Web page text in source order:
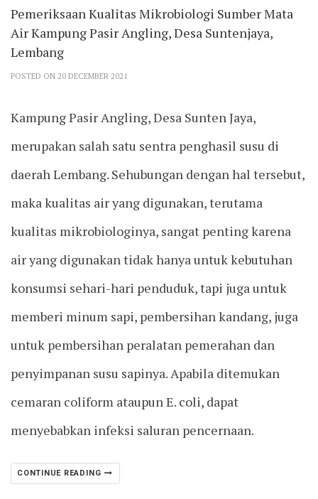
Pemeriksaan Kualitas Mikrobiologi Sumber Mata
Air Kampung Pasir Angling, Desa Suntenjaya,
Lembang
POSTED ON 20 DECEMBER 2021
Kampung Pasir Angling, Desa Sunten Jaya,
merupakan salah satu sentra penghasil susu di
daerah Lembang. Sehubungan dengan hal tersebut,
maka kualitas air yang digunakan, terutama
kualitas mikrobiologinya, sangat penting karena
air yang digunakan tidak hanya untuk kebutuhan
konsumsi sehari-hari penduduk, tapi juga untuk
memberi minum sapi, pembersihan kandang, juga
untuk pembersihan peralatan pemerahan dan
penyimpanan susu sapinya. Apabila ditemukan
cemaran coliform ataupun E. coli, dapat
menyebabkan infeksi saluran pencernaan.
CONTINUE READING